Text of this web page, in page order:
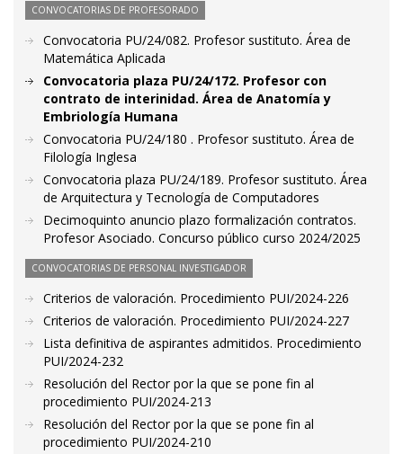
CONVOCATORIAS DE PROFESORADO
Convocatoria PU/24/082. Profesor sustituto. Área de
Matemática Aplicada
Convocatoria plaza PU/24/172. Profesor con
contrato de interinidad. Área de Anatomía y
Embriología Humana
Convocatoria PU/24/180 . Profesor sustituto. Área de
Filología Inglesa
Convocatoria plaza PU/24/189. Profesor sustituto. Área
de Arquitectura y Tecnología de Computadores
Decimoquinto anuncio plazo formalización contratos.
Profesor Asociado. Concurso público curso 2024/2025
CONVOCATORIAS DE PERSONAL INVESTIGADOR
Criterios de valoración. Procedimiento PUI/2024-226
Criterios de valoración. Procedimiento PUI/2024-227
Lista definitiva de aspirantes admitidos. Procedimiento
PUI/2024-232
Resolución del Rector por la que se pone fin al
procedimiento PUI/2024-213
Resolución del Rector por la que se pone fin al
procedimiento PUI/2024-210